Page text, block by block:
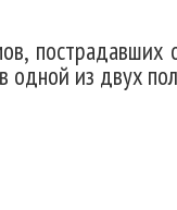
пострадавших
одной из двух